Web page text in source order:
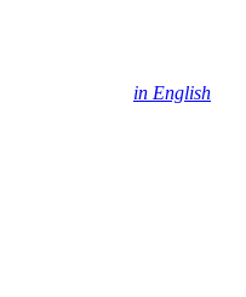
in English